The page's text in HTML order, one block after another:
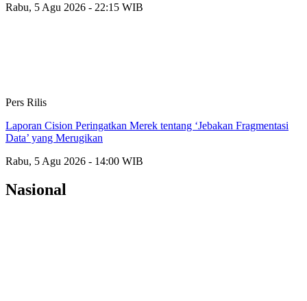
Rabu, 5 Agu 2026 - 22:15 WIB
Pers Rilis
Laporan Cision Peringatkan Merek tentang ‘Jebakan Fragmentasi
Data’ yang Merugikan
Rabu, 5 Agu 2026 - 14:00 WIB
Nasional